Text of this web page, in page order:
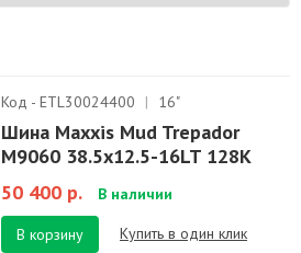
Код - ETL30024400 | 16"
Шина Maxxis Mud Trepador
М9060 38.5x12.5-16LT 128K
50 400 р.
В наличии
В корзину Купить в один клик